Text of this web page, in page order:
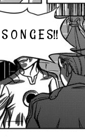
O N G E S!!